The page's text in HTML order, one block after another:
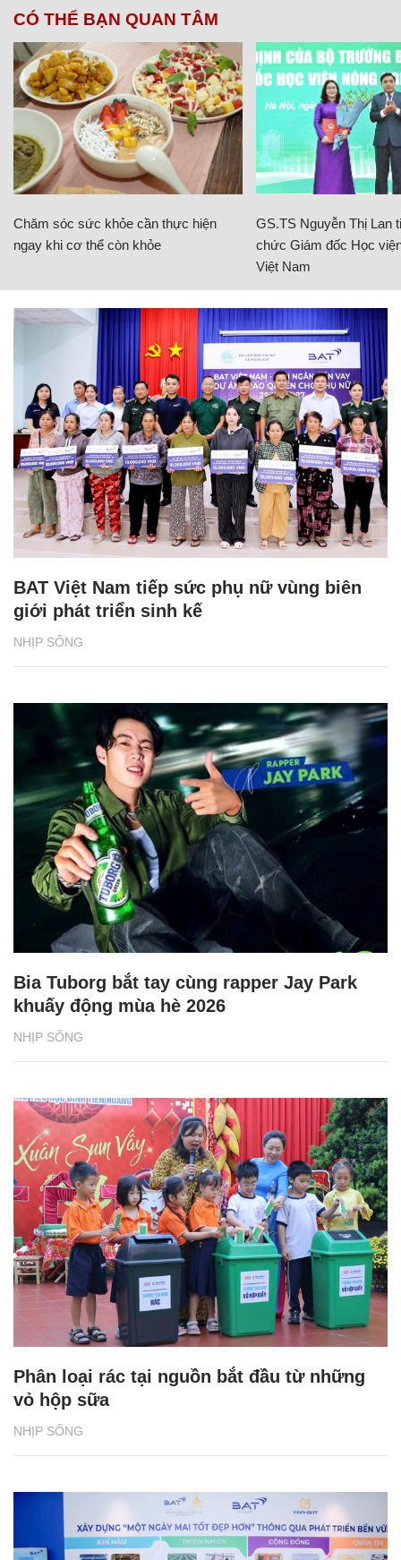
CÓ THỂ BẠN QUAN TÂM
Chăm sóc sức khỏe cần thực hiện
ngay khi cơ thể còn khỏe
GS.TS Nguyễn Thị Lan
chức Giám đốc Học
Việt Nam
NHỊP SỐNG
BAT Việt Nam tiếp sức phụ nữ vùng biên
giới phát triển sinh kế
NHỊP SỐNG
Bia Tuborg bắt tay cùng rapper Jay Park
khuấy động mùa hè 2026
NHỊP SỐNG
Phân loại rác tại nguồn bắt đầu từ những
vỏ hộp sữa